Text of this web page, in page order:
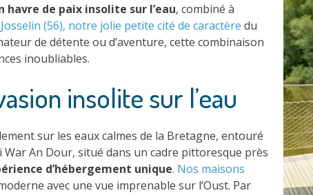
havre de paix insolite sur l’eau, combiné à
Josselin (56), notre jolie petite cité de caractère du
de détente ou d’aventure, cette combinaison
inoubliables.
insolite sur l’eau
sur les eaux calmes de la Bretagne, entouré
An Dour, situé dans un cadre pittoresque près
d’hébergement unique. Nos maisons
avec une vue imprenable sur l’Oust. Par